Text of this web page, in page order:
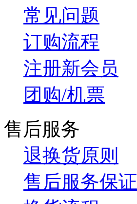
常见问题
订购流程
注册新会员
团购/机票
售后服务
退换货原则
售后服务保证